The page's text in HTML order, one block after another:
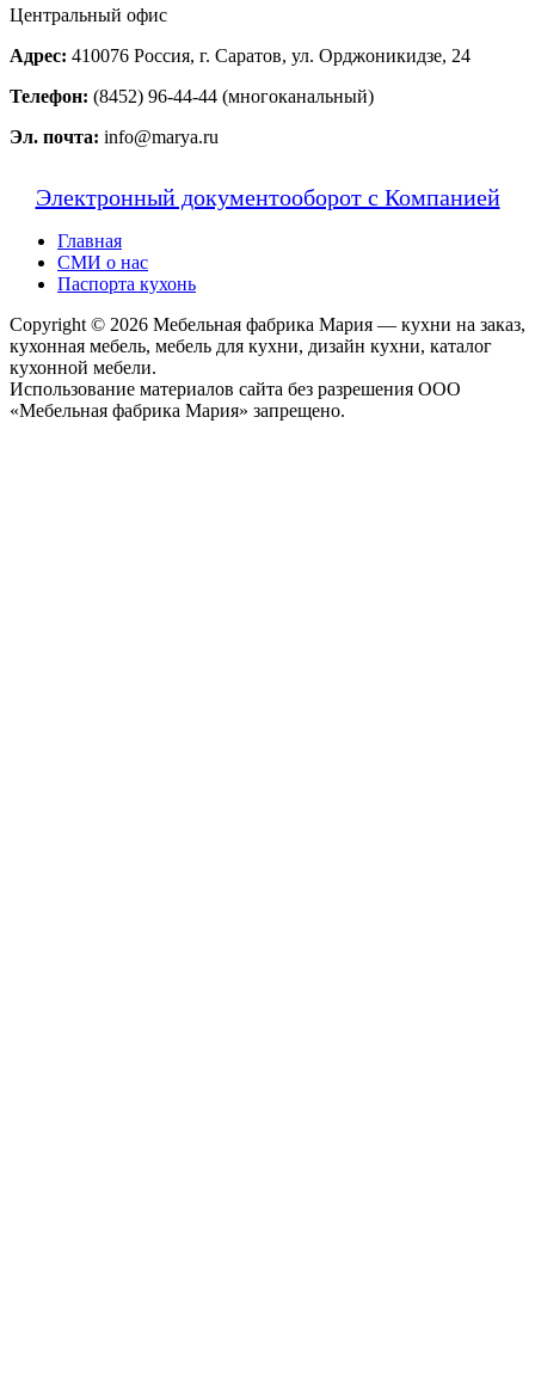
Центральный офис
Адрес: 410076 Россия, г. Саратов, ул. Орджоникидзе, 24
Телефон: (8452) 96-44-44 (многоканальный)
Эл. почта: info@marya.ru
Электронный документооборот с Компанией
Главная
СМИ о нас
Паспорта кухонь
Copyright © 2026 Мебельная фабрика Мария — кухни на заказ,
кухонная мебель, мебель для кухни, дизайн кухни, каталог
кухонной мебели.
Использование материалов сайта без разрешения ООО
«Мебельная фабрика Мария» запрещено.